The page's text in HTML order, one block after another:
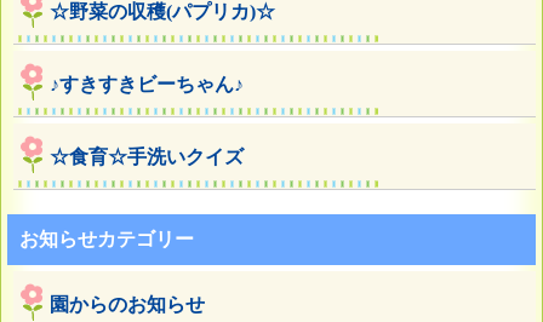
☆野菜の収穫(パプリカ)☆
♪すきすきビーちゃん♪
☆食育☆手洗いクイズ
お知らせカテゴリー
園からのお知らせ